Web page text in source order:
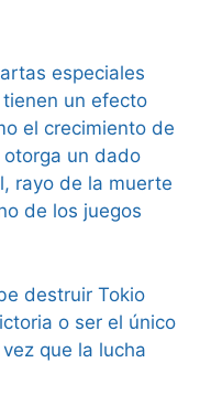
especiales
un efecto
el crecimiento de
un dado
rayo de la muerte
de los juegos
destruir Tokio
o ser el único
que la lucha